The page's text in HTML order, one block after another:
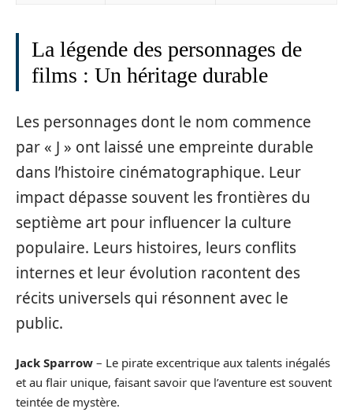
La légende des personnages de
films : Un héritage durable
Les personnages dont le nom commence
par « J » ont laissé une empreinte durable
dans l’histoire cinématographique. Leur
impact dépasse souvent les frontières du
septième art pour influencer la culture
populaire. Leurs histoires, leurs conflits
internes et leur évolution racontent des
récits universels qui résonnent avec le
public.
Jack Sparrow – Le pirate excentrique aux talents inégalés
et au flair unique, faisant savoir que l’aventure est souvent
teintée de mystère.